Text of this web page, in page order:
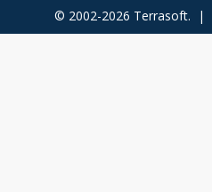
© 2002-2026 Terrasoft. |